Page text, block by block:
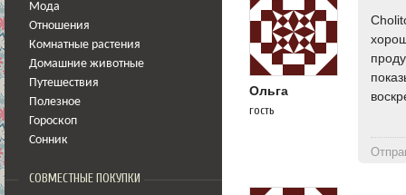
Мода
Отношения
Комнатные растения
Домашние животные
Путешествия
Полезное
Гороскоп
Сонник
СОВМЕСТНЫЕ ПОКУПКИ
Ольга
гость